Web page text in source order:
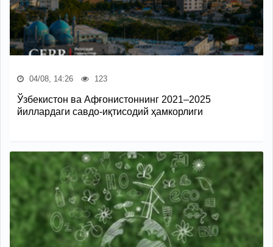
04/08, 14:26 123
Ўзбекистон ва Афғонистоннинг 2021–2025
йиллардаги савдо-иқтисодий ҳамкорлиги